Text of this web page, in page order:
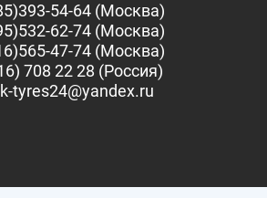
54-64 (Москва)
62-74 (Москва)
47-74 (Москва)
708 22 28 (Россия)
tyres24@yandex.ru